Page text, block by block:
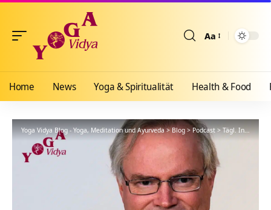
Aa
Home News Yoga & Spiritualität Health & Food
Yoga Vidya Blog - Yoga, Meditation und Ayurveda>Blog>Podcast>Tägl. Inspiration